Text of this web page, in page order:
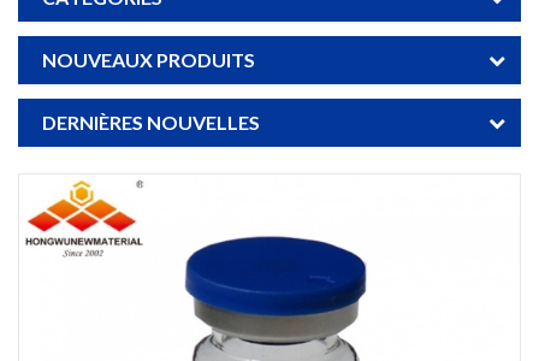
NOUVEAUX PRODUITS
DERNIÈRES NOUVELLES